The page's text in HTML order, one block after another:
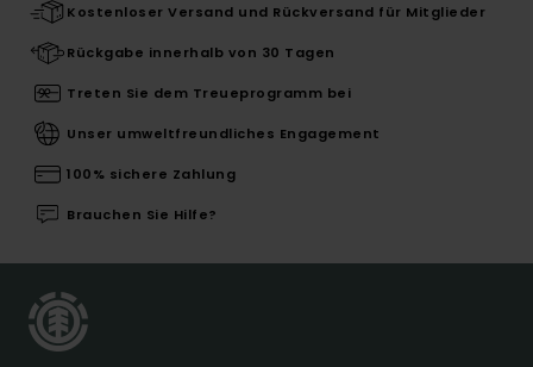
Kostenloser Versand und Rückversand für Mitglieder
Rückgabe innerhalb von 30 Tagen
Treten Sie dem Treueprogramm bei
Unser umweltfreundliches Engagement
100% sichere Zahlung
Brauchen Sie Hilfe?